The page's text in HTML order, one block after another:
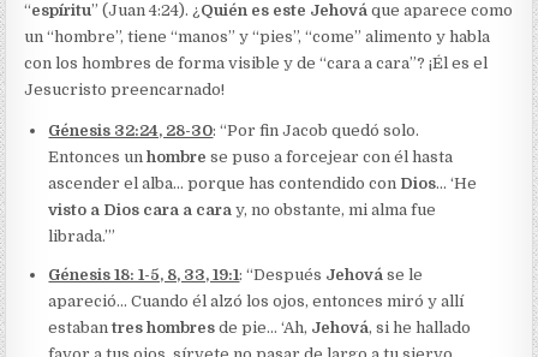
“espíritu” (Juan 4:24). ¿Quién es este Jehováque aparece como
un “hombre”, tiene “manos” y “pies”, “come” alimento y habla
con los hombres de forma visible y de “cara a cara”? ¡Él es el
Jesucristo preencarnado!
Génesis 32:24, 28-30: “Por fin Jacob quedó solo.
Entonces unhombre se puso a forcejear con él hasta
ascender el alba… porque has contendido con Dios… ‘He
visto a Dios cara a cara y, no obstante, mi alma fue
librada.’”
Génesis 18: 1-5, 8, 33, 19:1: “Después Jehová se le
apareció… Cuando él alzó los ojos, entonces miró y allí
estabantres hombres de pie… ‘Ah, Jehová, si he hallado